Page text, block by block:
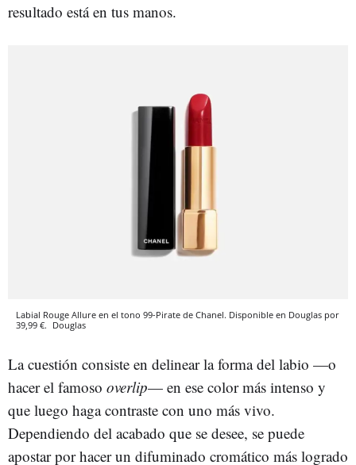
resultado está en tus manos.
Labial Rouge Allure en el tono 99-Pirate de Chanel. Disponible en Douglas por
39,99 €. Douglas
La cuestión consiste en delinear la forma del labio —o
hacer el famoso overlip— en ese color más intenso y
que luego haga contraste con uno más vivo.
Dependiendo del acabado que se desee, se puede
apostar por hacer un difuminado cromático más logrado